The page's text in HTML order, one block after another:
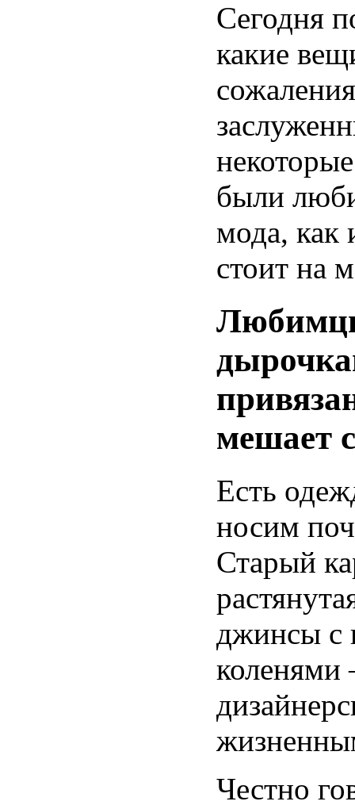
Сегодня
какие
были
мода, как
стоит на
мешает
Есть
носим
Старый
джинсы с
Честно